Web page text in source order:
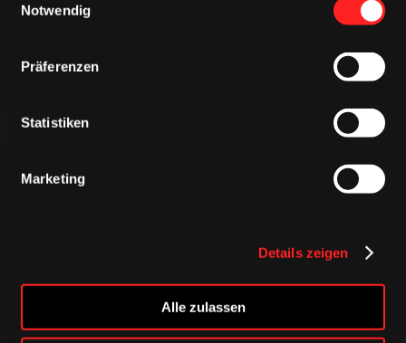
Notwendig
Präferenzen
Statistiken
Marketing
Details zeigen
Alle zulassen
CAPS & CO
CAPS & CO
CAPS & CO